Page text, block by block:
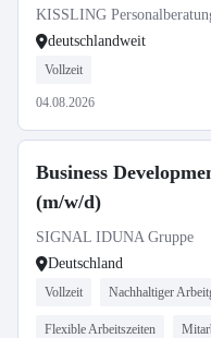
KISSLING
deutschlandweit
Vollzeit
04.08.2026
Business
(m/w/d)
SIGNAL IDUNA Gruppe
Deutschland
Vollzeit Nachhaltiger
Flexible Arbeitszeiten